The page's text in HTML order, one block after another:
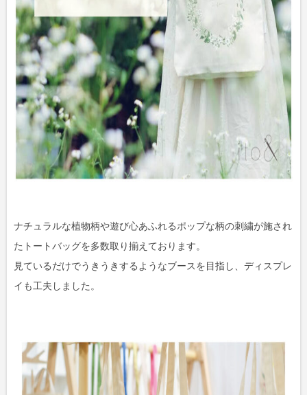
ナチュラルな植物柄や遊び心あふれるポップな柄の刺繍が施され
たトートバッグを多数取り揃えております。
見ているだけでうきうきするようなブースを目指し、ディスプレ
イも工夫しました。